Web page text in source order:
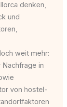
denken,
und
weit mehr:
Nachfrage in
von hostel-